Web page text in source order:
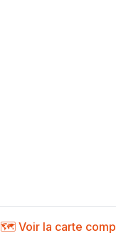
🗺️ Voir la carte